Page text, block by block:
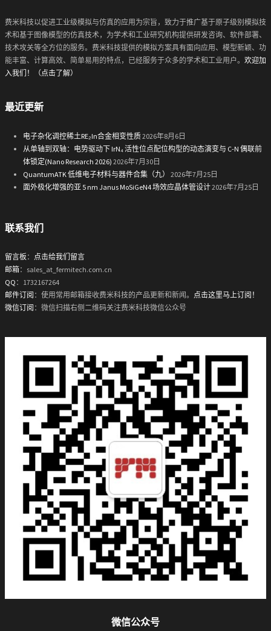
费米科技以促进工业级模拟与仿真的应用为宗旨，致力于推广基于原子级别模拟技
术和基于图像模型的仿真技术，为学术和工业研究机构提供研发咨询、软件部署、
技术攻关等全方位的服务。费米科技提供的模拟方案具有面向应用、模型新颖、功
能丰富、计算高效、简单易用的特点，已经服务于众多的学术和工业用户。 欢迎加
入我们！（点击了解）
最近更新
电子杂化调控稀土RE₂In合金相变性质2026年8月6日
从单轴到双轴：电势驱动下 IrN₄ 活性位点配位构型的动态演变与 C-N 偶联前
体锁定(Nano Research 2026) 2026年7月30日
QuantumATK 低维电子材料与器件合集（九）
2026年7月25日
面外极化增强的亚 5 nm Janus MoSiGeN4 场效应晶体管设计2026年7月25日
联系我们
留言板 ： 点击给我们留言
邮箱：sales_at_fermitech.com.cn
QQ ：1732167264
邮件订阅 ：使用常用邮箱接收费米科技的产品更新和新闻。 点击这里马上订阅！
微信订阅 ：微信扫描右侧二维码关注费米科技微信公众号
微信公众号